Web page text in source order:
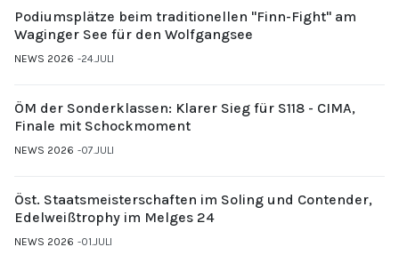
Podiumsplätze beim traditionellen "Finn-Fight" am
Waginger See für den Wolfgangsee
NEWS 2026 24.JULI
ÖM der Sonderklassen: Klarer Sieg für S118 - CIMA,
Finale mit Schockmoment
NEWS 2026 07.JULI
Öst. Staatsmeisterschaften im Soling und Contender,
Edelweißtrophy im Melges 24
NEWS 2026 01.JULI